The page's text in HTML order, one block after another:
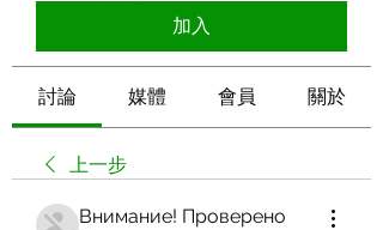
加入
討論 媒體 會員 關於
上一步
Внимание! Проверено